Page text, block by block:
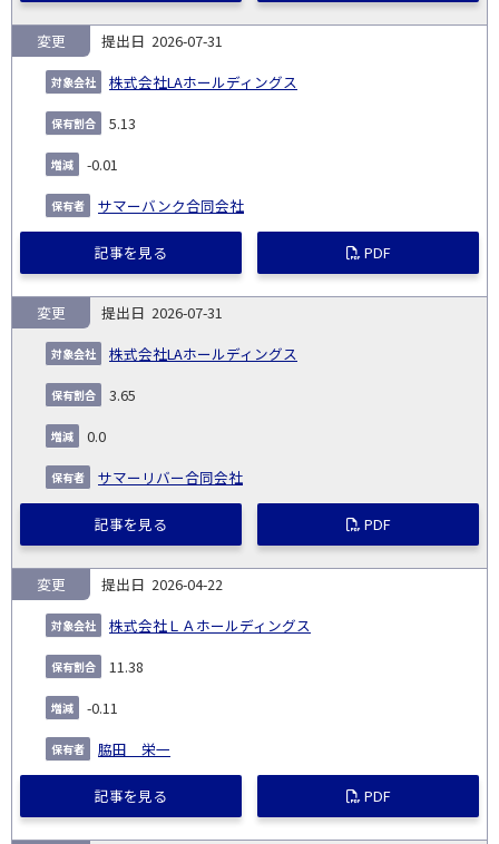
2026-07-31
株式会社LAホールディングス
変更
5.13
-0.01
サマーバンク合同会社
記事を見る PDF
2026-07-31
株式会社LAホールディングス
変更
3.65
0.0
サマーリバー合同会社
記事を見る PDF
2026-04-22
株式会社ＬＡホールディングス
変更
11.38
-0.11
脇田 栄一
記事を見る PDF